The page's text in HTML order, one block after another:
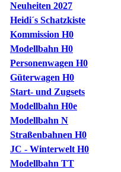
Neuheiten 2027
Heidi´s Schatzkiste
Kommission H0
Modellbahn H0
Personenwagen H0
Güterwagen H0
Start- und Zugsets
Modellbahn H0e
Modellbahn N
Straßenbahnen H0
JC - Winterwelt H0
Modellbahn TT